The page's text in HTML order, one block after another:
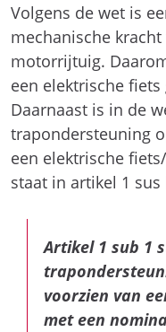
Volgens de wet is
mechanische
motorrijtuig.
een elektrische
Daarnaast is in de
trapondersteuning
een elektrische
staat in artikel 1 sus
Artikel 1 sub 1
voorzien van
met een